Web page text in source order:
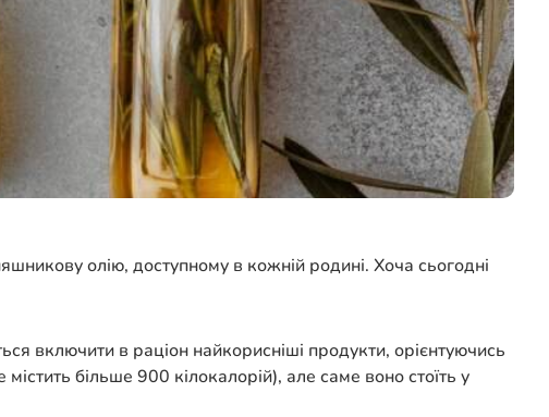
олію, доступному в кожній родині. Хоча сьогодні
включити в раціон найкорисніші продукти, орієнтуючись
більше 900 кілокалорій), але саме воно стоїть у